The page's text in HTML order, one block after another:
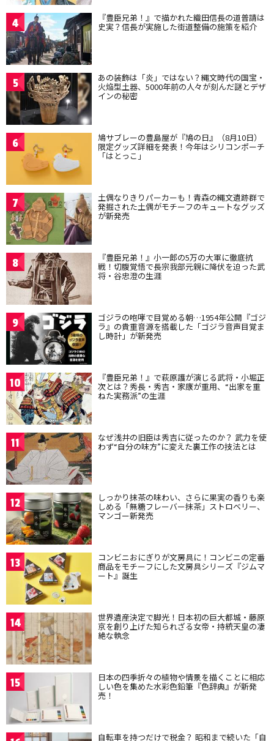
4 『豊臣兄弟！』で描かれた織田信長の道普請は
史実？信長が実施した街道整備の施策を紹介
5 あの装飾は「炎」ではない？縄文時代の国宝・
火焔型土器、5000年前の人々が刻んだ謎とデザ
インの秘密
6 鳩サブレーの豊島屋が『鳩の日』（8月10日）
限定グッズ詳細を発表！今年はシリコンポーチ
「はとっこ」
7 土偶なりきりパーカーも！青森の縄文遺跡群で
発掘された土偶がモチーフのキュートなグッズ
が新発売
8 『豊臣兄弟！』小一郎の5万の大軍に徹底抗
戦！切腹覚悟で長宗我部元親に降伏を迫った武
将・谷忠澄の生涯
9 ゴジラの咆哮で目覚める朝…1954年公開『ゴジ
ラ』の貴重音源を搭載した「ゴジラ音声目覚ま
し時計」が新発売
10 『豊臣兄弟！』で萩原護が演じる武将・小堀正
次とは？秀長・秀吉・家康が重用、“出家を重
ねた実務派”の生涯
11 なぜ浅井の旧臣は秀吉に従ったのか？ 武力を使
わず“自分の味方”に変えた裏工作の技法とは
12 しっかり抹茶の味わい、さらに果実の香りも楽
しめる「無糖フレーバー抹茶」ストロベリー、
マンゴー新発売
13 コンビニおにぎりが文房具に！コンビニの定番
商品をモチーフにした文房具シリーズ『ジムマ
ート』誕生
14 世界遺産決定で脚光！日本初の巨大都城・藤原
京を創り上げた知られざる女帝・持統天皇の凄
絶な執念
15 日本の四季折々の植物や情景を描くことに相応
しい色を集めた水彩色鉛筆『色辞典』が新発
売！
自転車を持つだけで税金？ 昭和まで続いた「自